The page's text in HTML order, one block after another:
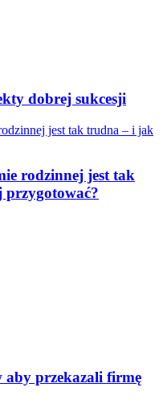
dobrej sukcesji
rodzinnej jest tak
aby przekazali firmę